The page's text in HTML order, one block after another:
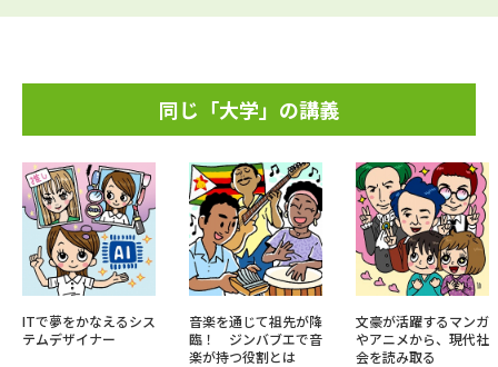
同じ「大学」の講義
ITで夢をかなえるシス
テムデザイナー
音楽を通じて祖先が降
臨！ ジンバブエで音
楽が持つ役割とは
文豪が活躍するマンガ
やアニメから、現代社
会を読み取る